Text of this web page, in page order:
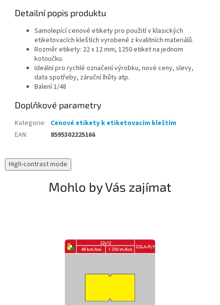
Detailní popis produktu
Samolepící cenové etikety pro použití v klasických
etiketovacích kleštích vyrobené z kvalitních materiálů.
Rozměr etikety: 22 x 12 mm, 1250 etiket na jednom
kotoučku.
Ideální pro rychlé označení výrobku, nové ceny, slevy,
data spotřeby, záruční lhůty atp.
Balení 1/48
Doplňkové parametry
Kategorie: Cenové etikety k etiketovacím kleštím
EAN: 8595302225166
High-contrast mode
Mohlo by Vás zajímat